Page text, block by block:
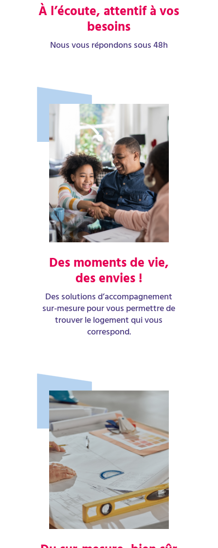
À l’écoute, attentif à vos
besoins
Nous vous répondons sous 48h
Des moments de vie,
des envies !
Des solutions d’accompagnement
sur-mesure pour vous permettre de
trouver le logement qui vous
correspond.